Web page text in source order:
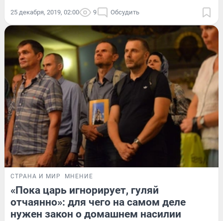
25 декабря, 2019, 02:00 9 Обсудить
СТРАНА И МИР МНЕНИЕ
«Пока царь игнорирует, гуляй
отчаянно»: для чего на самом деле
нужен закон о домашнем насилии